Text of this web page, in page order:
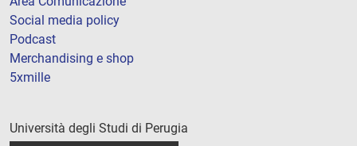
Social media policy
Podcast
Merchandising e shop
5xmille
Università degli Studi di Perugia